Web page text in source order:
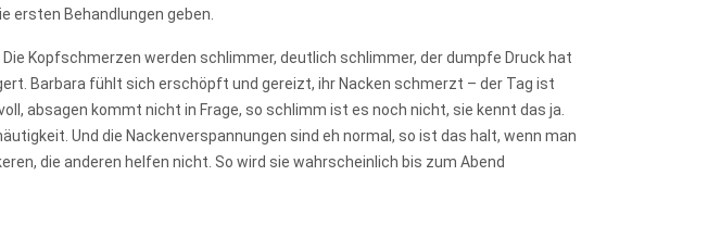
ersten Behandlungen geben.
Kopfschmerzen werden schlimmer, deutlich schlimmer, der dumpfe Druck hat
Barbara fühlt sich erschöpft und gereizt, ihr Nacken schmerzt – der Tag ist
absagen kommt nicht in Frage, so schlimm ist es noch nicht, sie kennt das ja.
Und die Nackenverspannungen sind eh normal, so ist das halt, wenn man
die anderen helfen nicht. So wird sie wahrscheinlich bis zum Abend